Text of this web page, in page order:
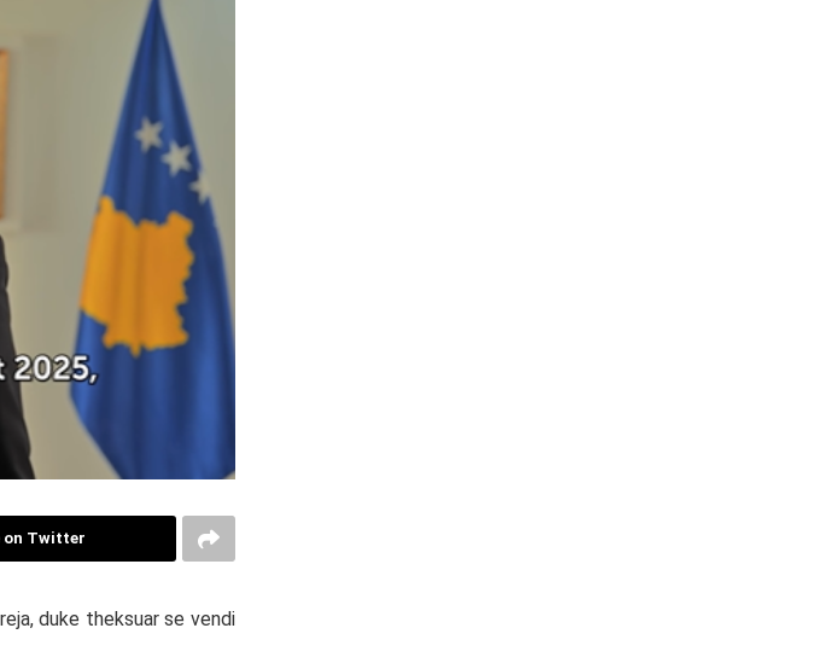
on Twitter
duke theksuar se vendi